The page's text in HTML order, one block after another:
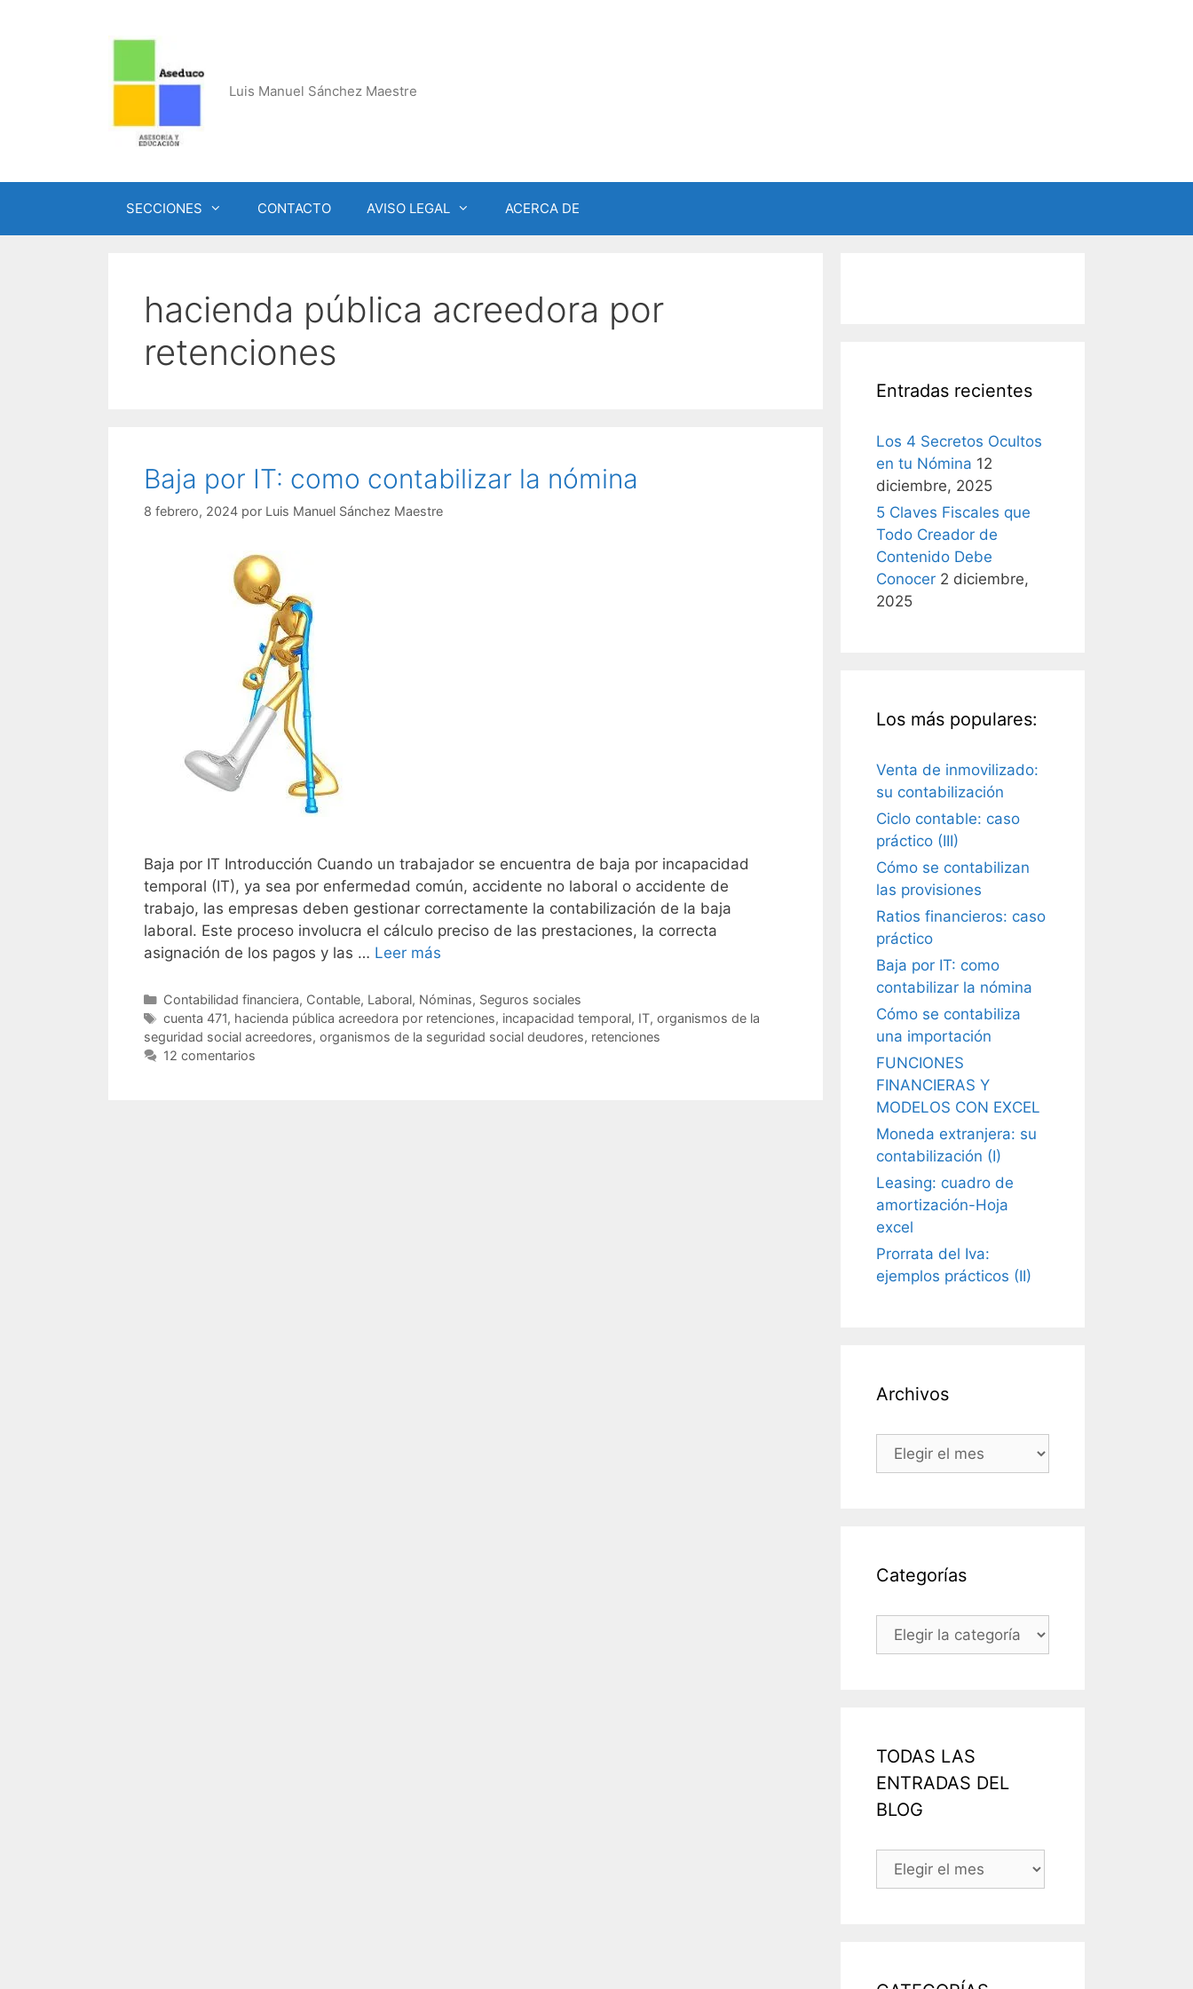
Luis Manuel Sánchez Maestre
SECCIONES CONTACTO AVISO LEGAL ACERCA DE
hacienda pública acreedora por
retenciones
Baja por IT: como contabilizar la nómina
8 febrero, 2024 por Luis Manuel Sánchez Maestre
Baja por IT Introducción Cuando un trabajador se encuentra de baja por incapacidad
temporal (IT), ya sea por enfermedad común, accidente no laboral o accidente de
trabajo, las empresas deben gestionar correctamente la contabilización de la baja
laboral. Este proceso involucra el cálculo preciso de las prestaciones, la correcta
asignación de los pagos y las … Leer más
Categorías
Contabilidad financiera, Contable, Laboral, Nóminas, Seguros sociales
Etiquetas
cuenta 471, hacienda pública acreedora por retenciones, incapacidad temporal, IT, organismos de la
seguridad social acreedores, organismos de la seguridad social deudores, retenciones
12 comentarios
Entradas recientes
Los 4 Secretos Ocultos
en tu Nómina 12
diciembre, 2025
5 Claves Fiscales que
Todo Creador de
Contenido Debe
Conocer 2 diciembre,
2025
Los más populares:
Venta de inmovilizado:
su contabilización
Ciclo contable: caso
práctico (III)
Cómo se contabilizan
las provisiones
Ratios financieros: caso
práctico
Baja por IT: como
contabilizar la nómina
Cómo se contabiliza
una importación
FUNCIONES
FINANCIERAS Y
MODELOS CON EXCEL
Moneda extranjera: su
contabilización (I)
Leasing: cuadro de
amortización-Hoja
excel
Prorrata del Iva:
ejemplos prácticos (II)
Archivos
Archivos
Categorías
Categorías
TODAS LAS
ENTRADAS DEL
BLOG
TODAS